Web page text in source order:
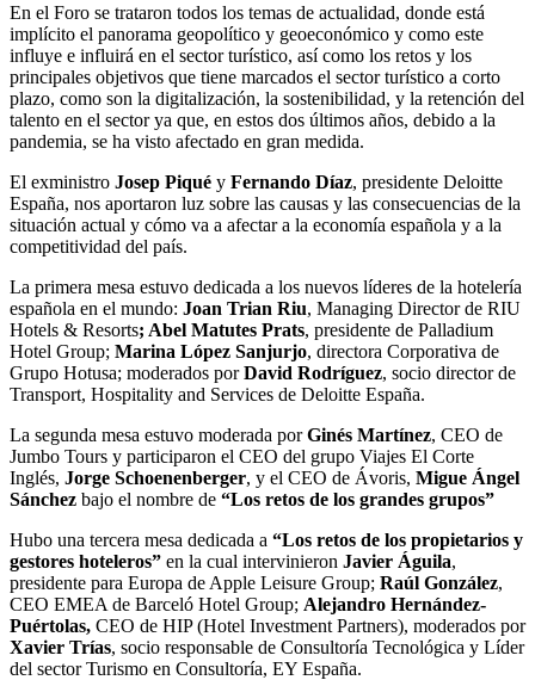
En el Foro se trataron todos los temas de actualidad, donde está
implícito el panorama geopolítico y geoeconómico y como este
influye e influirá en el sector turístico, así como los retos y los
principales objetivos que tiene marcados el sector turístico a corto
plazo, como son la digitalización, la sostenibilidad, y la retención del
talento en el sector ya que, en estos dos últimos años, debido a la
pandemia, se ha visto afectado en gran medida.
El exministro Josep Piqué y Fernando Díaz, presidente Deloitte
España, nos aportaron luz sobre las causas y las consecuencias de la
situación actual y cómo va a afectar a la economía española y a la
competitividad del país.
La primera mesa estuvo dedicada a los nuevos líderes de la hotelería
española en el mundo: Joan Trian Riu, Managing Director de RIU
Hotels & Resorts; Abel Matutes Prats, presidente de Palladium
Hotel Group; Marina López Sanjurjo, directora Corporativa de
Grupo Hotusa; moderados porDavid Rodríguez, socio director de
Transport, Hospitality and Services de Deloitte España.
La segunda mesa estuvo moderada porGinés Martínez, CEO de
Jumbo Tours y participaron el CEO del grupo Viajes El Corte
Inglés, Jorge Schoenenberger, y el CEO de Ávoris, Migue Ángel
Sánchez bajo el nombre de “Los retos de los grandes grupos”
Hubo una tercera mesa dedicada a “Los retos de los propietarios y
gestores hoteleros” en la cual intervinieron Javier Águila,
presidente para Europa de Apple Leisure Group; Raúl González,
CEO EMEA de Barceló Hotel Group; Alejandro Hernández-
Puértolas, CEO de HIP (Hotel Investment Partners), moderados por
Xavier Trías, socio responsable de Consultoría Tecnológica y Líder
del sector Turismo en Consultoría, EY España.